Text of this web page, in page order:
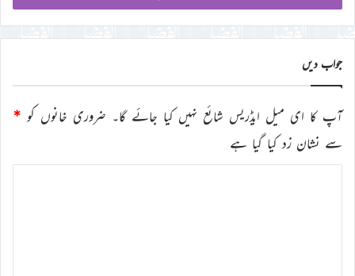
ڈی
درج
کریں
جواب دیں
آپ کا ای میل ایڈریس شائع نہیں کیا جائے گا۔ ضروری خانوں کو *
سے نشان زد کیا گیا ہے